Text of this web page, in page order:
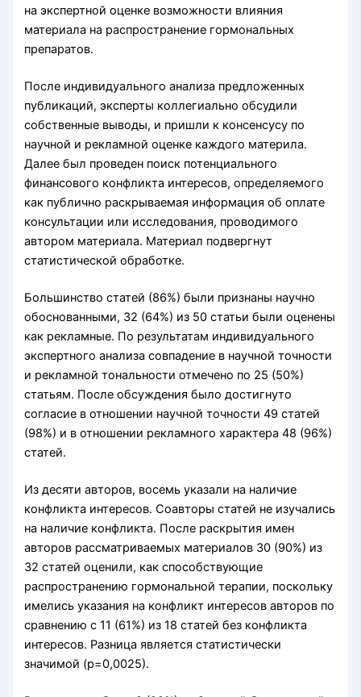
на экспертной оценке возможности влияния
материала на распространение гормональных
препаратов.
После индивидуального анализа предложенных
публикаций, эксперты коллегиально обсудили
собственные выводы, и пришли к консенсусу по
научной и рекламной оценке каждого материла.
Далее был проведен поиск потенциального
финансового конфликта интересов, определяемого
как публично раскрываемая информация об оплате
консультации или исследования, проводимого
автором материала. Материал подвергнут
статистической обработке.
Большинство статей (86%) были признаны научно
обоснованными, 32 (64%) из 50 статьи были оценены
как рекламные. По результатам индивидуального
экспертного анализа совпадение в научной точности
и рекламной тональности отмечено по 25 (50%)
статьям. После обсуждения было достигнуто
согласие в отношении научной точности 49 статей
(98%) и в отношении рекламного характера 48 (96%)
статей.
Из десяти авторов, восемь указали на наличие
конфликта интересов. Соавторы статей не изучались
на наличие конфликта. После раскрытия имен
авторов рассматриваемых материалов 30 (90%) из
32 статей оценили, как способствующие
распространению гормональной терапии, поскольку
имелись указания на конфликт интересов авторов по
сравнению с 11 (61%) из 18 статей без конфликта
интересов. Разница является статистически
значимой (р=0,0025).